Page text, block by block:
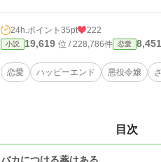
24h.ポイント 35pt 222
小説 19,619 位 / 228,786件 恋愛 8,451
恋愛 ハッピーエンド 悪役令嬢
目次